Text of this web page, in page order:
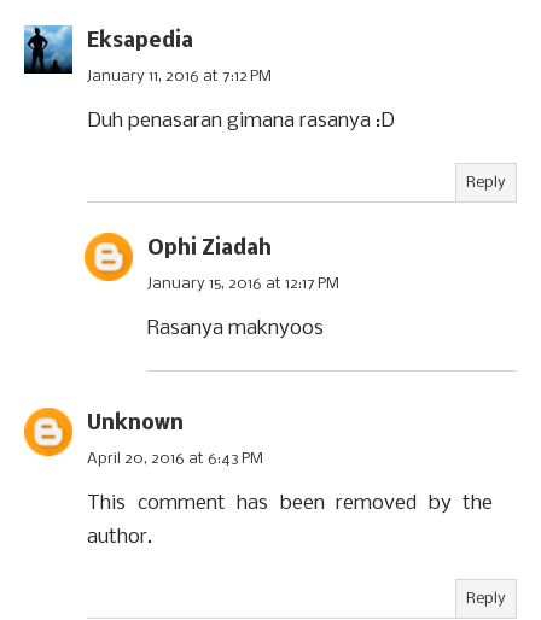
Eksapedia
January 11, 2016 at 7:12 PM
Duh penasaran gimana rasanya :D
Reply
Ophi Ziadah
January 15, 2016 at 12:17 PM
Rasanya maknyoos
Unknown
April 20, 2016 at 6:43 PM
This comment has been removed by the
author.
Reply